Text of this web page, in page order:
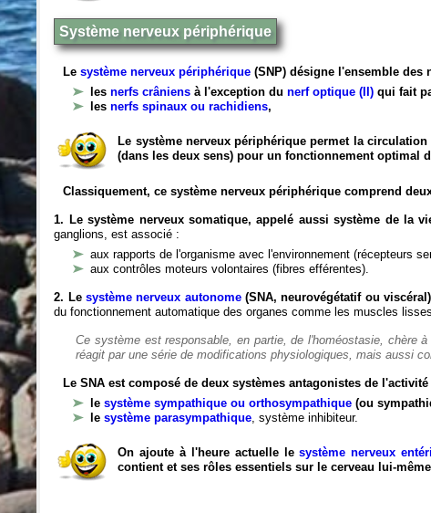
Système nerveux périphérique
Lesystème nerveux périphérique (SNP) désigne l'ensemble des
lesnerfs crâniens à l'exception du nerf optique (II) qui fait
lesnerfs spinaux ou rachidiens,
Le système nerveux périphérique permet la
(dans les deux sens) pour un fonctionnement optimal
Classiquement, ce système nerveux périphérique comprend
1. Le système nerveux somatique, appelé aussi système de la
ganglions, est associé :
aux rapports de l'organisme avec l'environnement (récepteurs
aux contrôles moteurs volontaires (fibres efférentes).
2. Le système nerveux autonome(SNA, neurovégétatif ou
du fonctionnement automatique des organes comme les muscles
Ce système est responsable, en partie, de l'homéostasie, chère
réagit par une série de modifications physiologiques, mais aussi
Le SNA est composé de deux systèmes antagonistes de
lesystème sympathique ou orthosympathique (ou
lesystème parasympathique, système inhibiteur.
On ajoute à l'heure actuelle lesystème nerveux
contient et ses rôles essentiels sur le cerveau lui-même